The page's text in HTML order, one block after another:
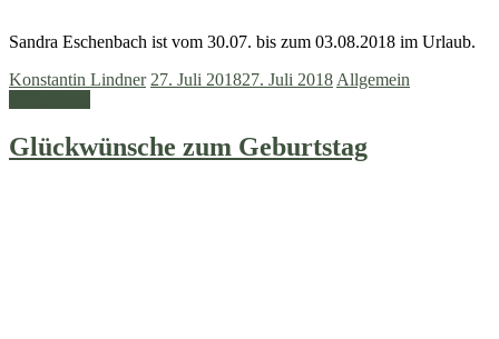
Sandra Eschenbach ist vom 30.07. bis zum 03.08.2018 im Urlaub.
Konstantin Lindner 27. Juli 201827. Juli 2018 Allgemein
Glückwünsche zum Geburtstag